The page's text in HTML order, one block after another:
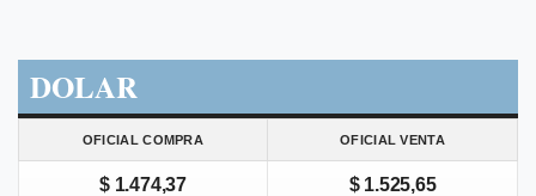
DOLAR
OFICIAL COMPRA OFICIAL VENTA
$ 1.474,37 $ 1.525,65